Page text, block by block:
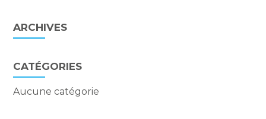
ARCHIVES
CATÉGORIES
Aucune catégorie